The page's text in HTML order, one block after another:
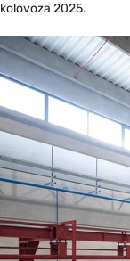
kolovoza 2025.